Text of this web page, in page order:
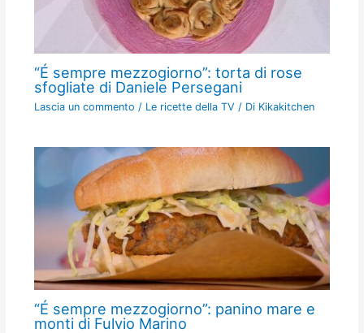
“É sempre mezzogiorno”: torta di rose
sfogliate di Daniele Persegani
Lascia un commento / Le ricette della TV / Di Kikakitchen
“É sempre mezzogiorno”: panino mare e
monti di Fulvio Marino